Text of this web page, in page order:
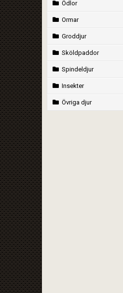
Ödlor
Ormar
Groddjur
Sköldpaddor
Spindeldjur
Insekter
Övriga djur